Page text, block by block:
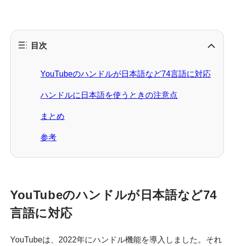
目次
YouTubeのハンドルが日本語など74言語に対応
ハンドルに日本語を使うときの注意点
まとめ
参考
YouTubeのハンドルが日本語など74
言語に対応
YouTubeは、2022年にハンドル機能を導入しました。それ